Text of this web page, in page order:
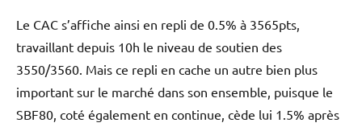
Le CAC s’affiche ainsi en repli de 0.5% à 3565pts,
travaillant depuis 10h le niveau de soutien des
3550/3560. Mais ce repli en cache un autre bien plus
important sur le marché dans son ensemble, puisque le
SBF80, coté également en continue, cède lui 1.5% après